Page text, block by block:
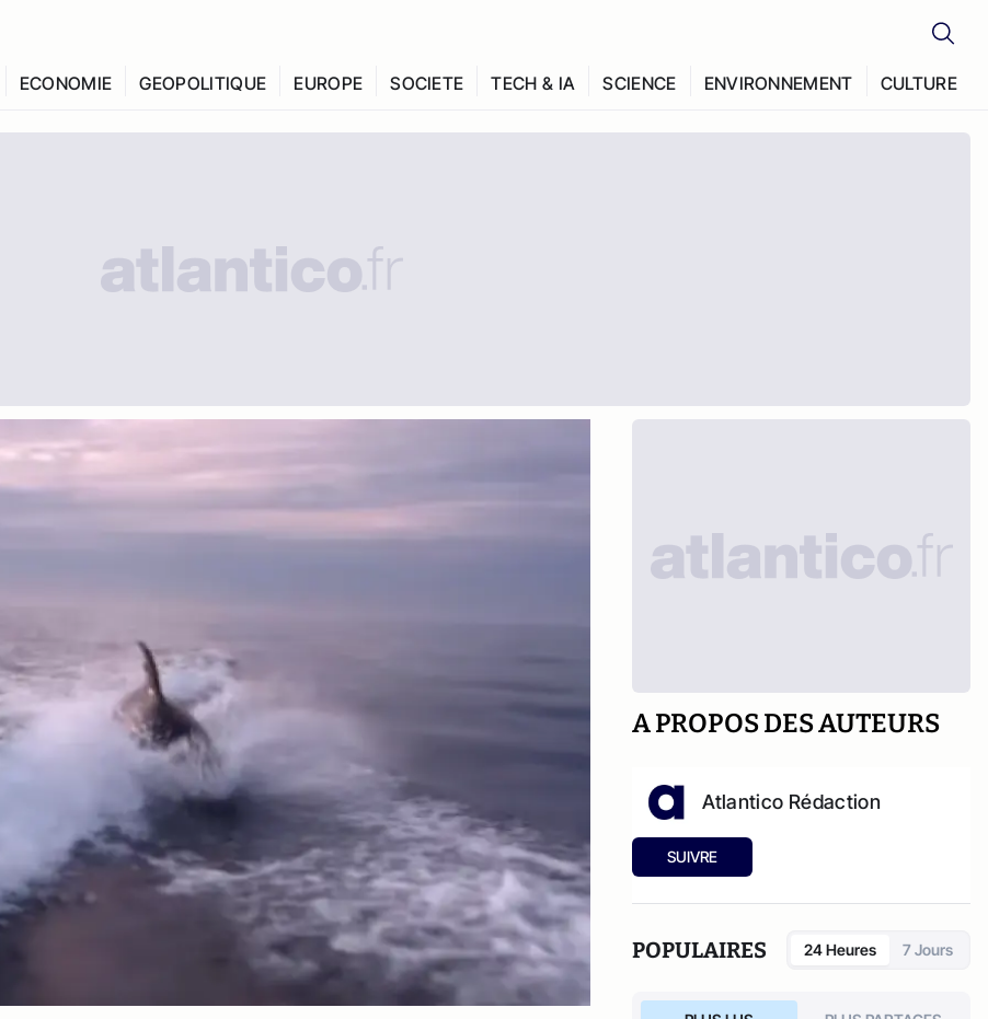
ECONOMIE GEOPOLITIQUE EUROPE SOCIETE TECH & IA SCIENCE ENVIRONNEMENT CULTURE
A PROPOS DES AUTEURS
Atlantico Rédaction
SUIVRE
POPULAIRES 24 Heures 7 Jours